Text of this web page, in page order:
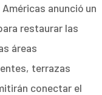
anunció un
restaurar las
áreas
terrazas
conectar el